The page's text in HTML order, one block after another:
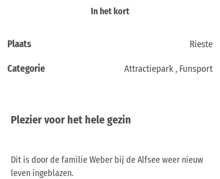
In het kort
Plaats Rieste
Categorie Attractiepark , Funsport
Plezier voor het hele gezin
Dit is door de familie Weber bij de Alfsee weer nieuw
leven ingeblazen.